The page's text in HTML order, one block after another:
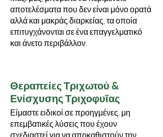
αποτελέσματα που δεν είναι μόνο ορατά
αλλά και μακράς διαρκείας, τα οποία
επιτυγχάνονται σε ένα επαγγελματικό
και άνετο περιβάλλον.
Θεραπείες Τριχωτού &
Ενίσχυσης Τριχοφυΐας
Είμαστε ειδικοί σε προηγμένες, μη
επεμβατικές λύσεις που έχουν
σχεδιαστεί για να αποκαθιστούν την